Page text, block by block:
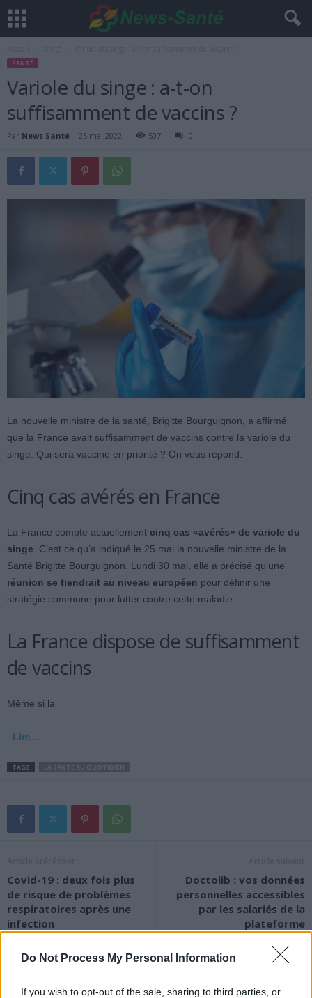
Do Not Process My Personal Information
If you wish to opt-out of the sale, sharing to third parties, or
SANTÉ
Variole du singe : a-t-on
suffisamment de vaccins ?
Par News Santé - 25 mai 2022 507 0
La nouvelle ministre de la santé, Brigitte Bourguignon, a affirmé
que la France avait suffisamment de vaccins contre la variole du
singe. Qui sera vacciné en priorité ? On vous répond.
Cinq cas avérés en France
La France compte actuellement cinq cas «avérés» de variole du
singe. C’est ce qu’a indiqué le 25 mai la nouvelle ministre de la
Santé Brigitte Bourguignon. Lundi 30 mai, elle a précisé qu’une
réunion se tiendrait au niveau européen pour définir une
stratégie commune pour lutter contre cette maladie.
La France dispose de suffisamment
de vaccins
Même si la
Lire…
TAGS
Covid-19 : deux fois plus
de risque de problèmes
respiratoires après une
infection
Doctolib : vos données
personnelles accessibles
par les salariés de la
plateforme